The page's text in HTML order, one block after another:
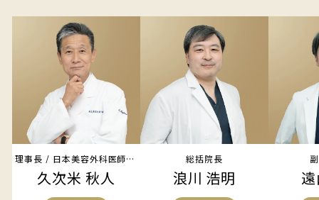
理事長 / 日本美容外科医師会理事
久次米 秋人
総括院長
浪川 浩明